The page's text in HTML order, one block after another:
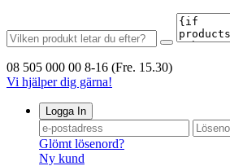
08 505 000 00 8-16 (Fre. 15.30)
Vi hjälper dig gärna!
Logga In
Glömt lösenord?
Ny kund